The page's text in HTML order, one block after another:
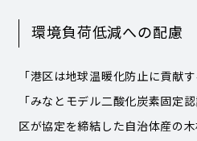
環境負荷低減への配慮
「港区は地球温暖化防止に貢献
「みなとモデル二酸化炭素固定
区が協定を締結した自治体産の